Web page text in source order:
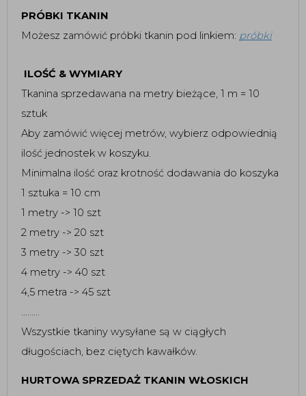
PRÓBKI TKANIN
Możesz zamówić próbki tkanin pod linkiem: próbki
ILOŚĆ & WYMIARY
Tkanina sprzedawana na metry bieżące, 1 m = 10
sztuk
Aby zamówić więcej metrów, wybierz odpowiednią
ilość jednostek w koszyku.
Minimalna ilość oraz krotność dodawania do koszyka
1 sztuka = 10 cm
1 metry -> 10 szt
2 metry -> 20 szt
3 metry -> 30 szt
4 metry -> 40 szt
4,5 metra -> 45 szt
.........
Wszystkie tkaniny wysyłane są w ciągłych
długościach, bez ciętych kawałków.
HURTOWA SPRZEDAŻ TKANIN WŁOSKICH